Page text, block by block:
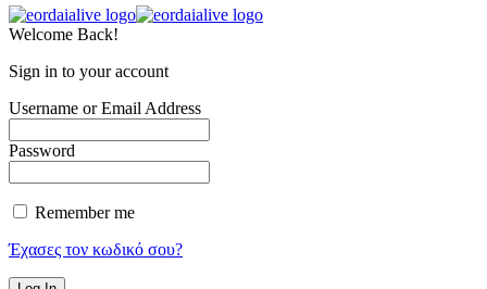
Welcome Back!
Sign in to your account
Username or Email Address
Password
Remember me
Έχασες τον κωδικό σου?